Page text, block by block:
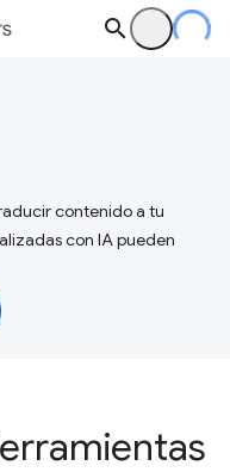
contenido a tu
con IA pueden